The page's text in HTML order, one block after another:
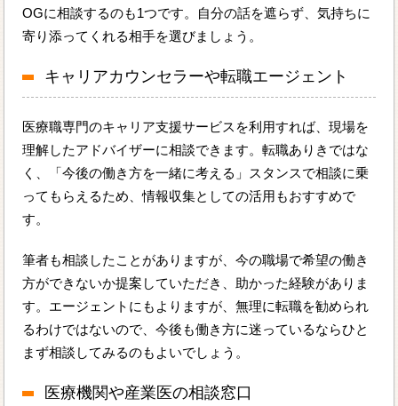
OGに相談するのも1つです。自分の話を遮らず、気持ちに
寄り添ってくれる相手を選びましょう。
キャリアカウンセラーや転職エージェント
医療職専門のキャリア支援サービスを利用すれば、現場を
理解したアドバイザーに相談できます。転職ありきではな
く、「今後の働き方を一緒に考える」スタンスで相談に乗
ってもらえるため、情報収集としての活用もおすすめで
す。
筆者も相談したことがありますが、今の職場で希望の働き
方ができないか提案していただき、助かった経験がありま
す。エージェントにもよりますが、無理に転職を勧められ
るわけではないので、今後も働き方に迷っているならひと
まず相談してみるのもよいでしょう。
医療機関や産業医の相談窓口